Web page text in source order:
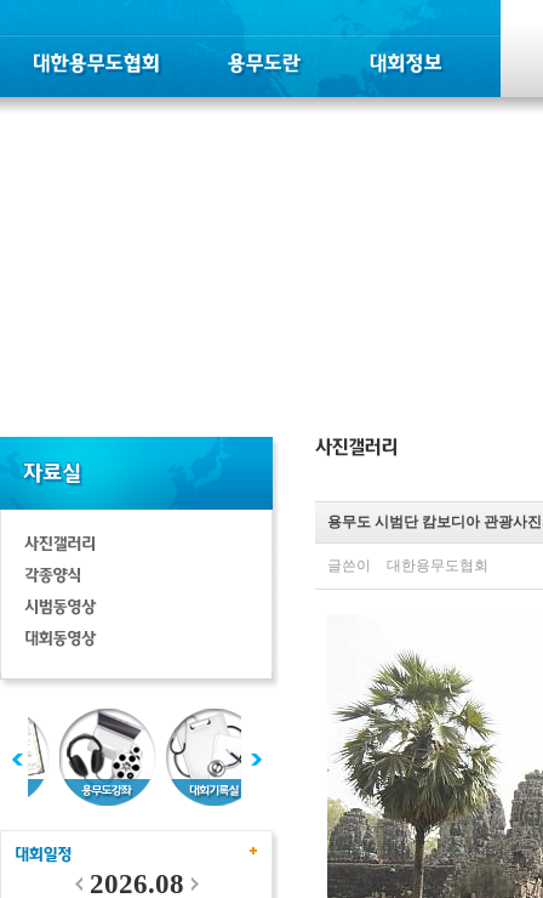
2026.08
용무도 시범단 캄보디아 관광사진
글쓴이 대한용무도협회